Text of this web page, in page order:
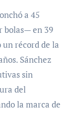
a 45
bolas— en 39
récord de la
Sánchez
sin
del
la marca de